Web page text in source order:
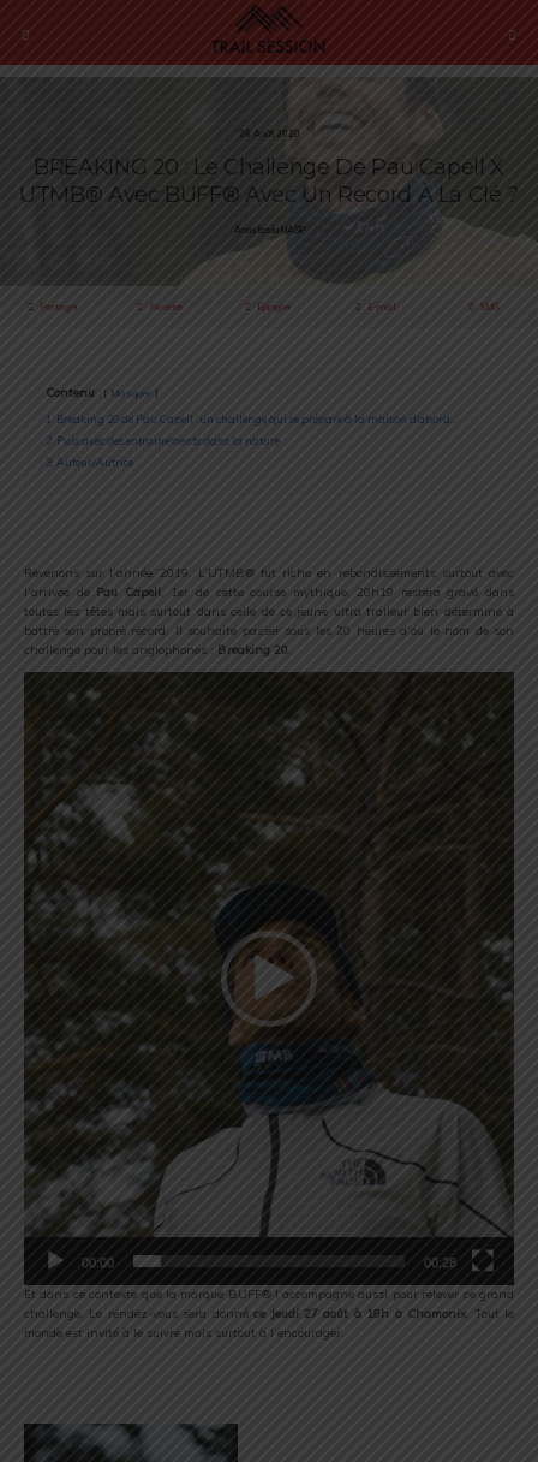
26 Août 2020
BREAKING 20 : Le Challenge De Pau Capell X
UTMB® Avec BUFF® Avec Un Record À La Clé ?
Anastasiia MASIP
Partager Tweeter Épingler E-mail SMS
Contenu Masquer
1
Breaking 20 de Pau Capell : un challenge qui se prépare à la maison d’abord…
2 Puis avec des entrainements dans la nature
3 Auteur/Autrice
Revenons sur l’année 2019. L’UTMB® fut riche en rebondissements surtout avec
l’arrivée de Pau Capell, 1er de cette course mythique. 20h19 restera gravé dans
toutes les têtes mais surtout dans celle de ce jeune ultra traileur bien déterminé à
battre son propre record. Il souhaite passer sous les 20 heures d’où le nom de son
challenge pour les anglophones : Breaking 20.
00:00 00:28
Et dans ce contexte que la marque BUFF® l’accompagne aussi pour relever ce grand
challenge. Le rendez-vous sera donnéce Jeudi 27 août à 18h à Chamonix. Tout le
monde est invité à le suivre mais surtout à l’encourager.